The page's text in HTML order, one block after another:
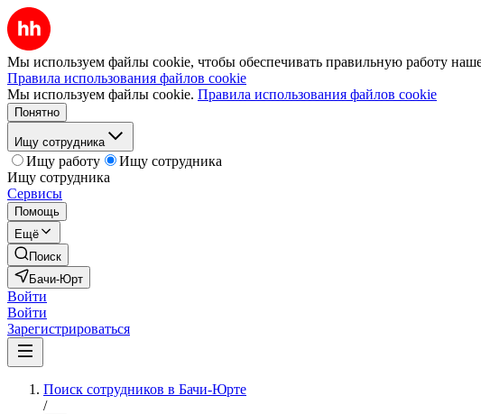
Мы используем файлы cookie, чтобы обеспечивать правильную работу
Правила использования файлов cookie
Мы используем файлы cookie. Правила использования файлов cookie
Понятно
Ищу сотрудника
Ищу работу
Ищу сотрудника
Ищу сотрудника
Сервисы
Помощь
Ещё
Поиск
Бачи-Юрт
Войти
Войти
Зарегистрироваться
Поиск сотрудников в Бачи-Юрте
/